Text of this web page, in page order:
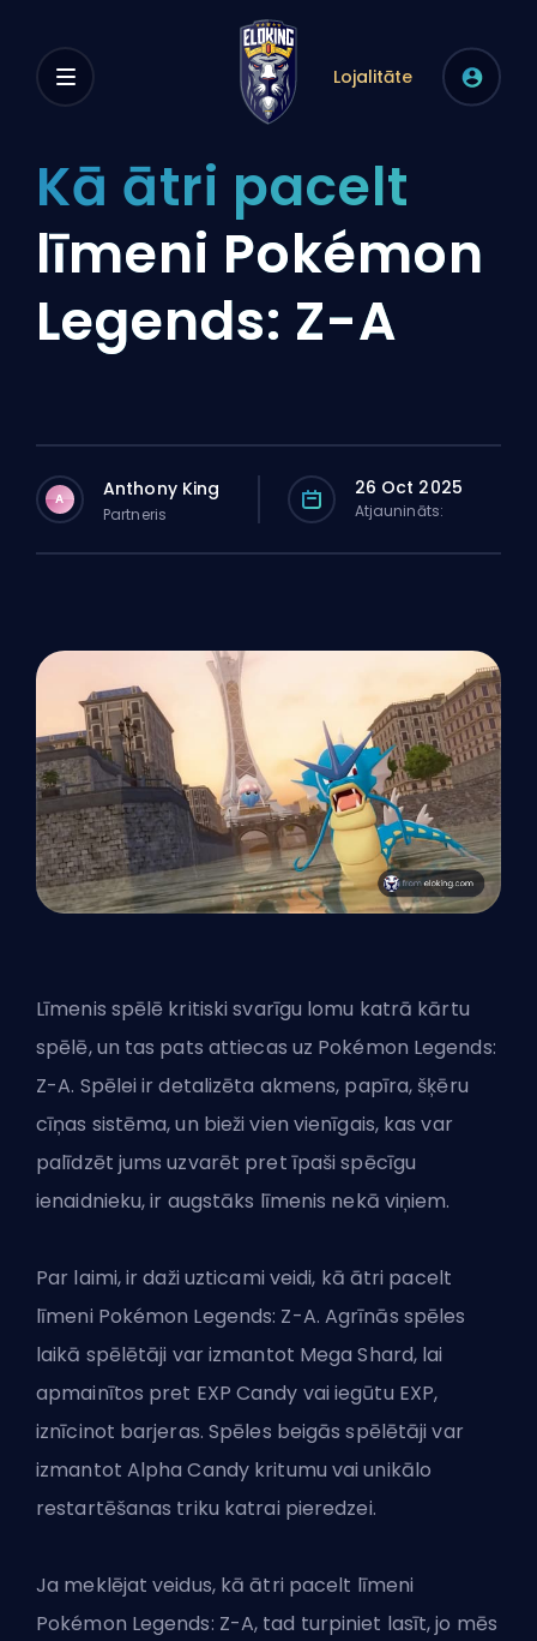
Lojalitāte
Kā ātri pacelt
līmeni Pokémon
Legends: Z-A
A Anthony King
Partneris
26 Oct 2025
Atjaunināts:
Līmenis spēlē kritiski svarīgu lomu katrā kārtu
spēlē, un tas pats attiecas uz Pokémon Legends:
Z-A. Spēlei ir detalizēta akmens, papīra, šķēru
cīņas sistēma, un bieži vien vienīgais, kas var
palīdzēt jums uzvarēt pret īpaši spēcīgu
ienaidnieku, ir augstāks līmenis nekā viņiem.
Par laimi, ir daži uzticami veidi, kā ātri pacelt
līmeni Pokémon Legends: Z-A. Agrīnās spēles
laikā spēlētāji var izmantot Mega Shard, lai
apmainītos pret EXP Candy vai iegūtu EXP,
iznīcinot barjeras. Spēles beigās spēlētāji var
izmantot Alpha Candy kritumu vai unikālo
restartēšanas triku katrai pieredzei.
Ja meklējat veidus, kā ātri pacelt līmeni
Pokémon Legends: Z-A, tad turpiniet lasīt, jo mēs